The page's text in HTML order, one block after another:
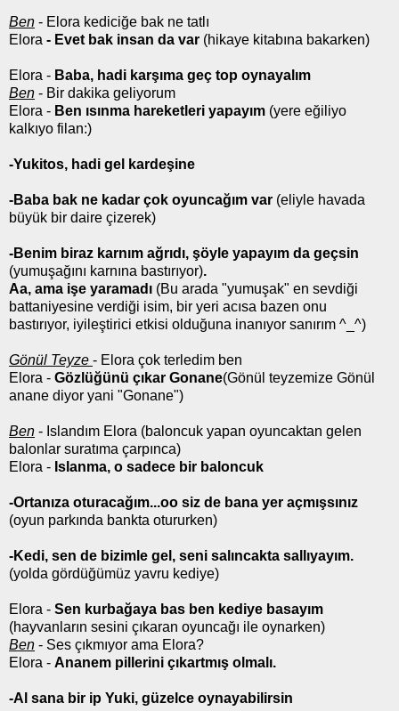
Ben - Elora kediciğe bak ne tatlı
Elora - Evet bak insan da var (hikaye kitabına bakarken)
Elora - Baba, hadi karşıma geç top oynayalım
Ben - Bir dakika geliyorum
Elora - Ben ısınma hareketleri yapayım (yere eğiliyo
kalkıyo filan:)
-Yukitos, hadi gel kardeşine
-Baba bak ne kadar çok oyuncağım var (eliyle havada
büyük bir daire çizerek)
-Benim biraz karnım ağrıdı, şöyle yapayım da geçsin
(yumuşağını karnına bastırıyor).
Aa, ama işe yaramadı (Bu arada "yumuşak" en sevdiği
battaniyesine verdiği isim, bir yeri acısa bazen onu
bastırıyor, iyileştirici etkisi olduğuna inanıyor sanırım ^_^)
Gönül Teyze - Elora çok terledim ben
Elora - Gözlüğünü çıkar Gonane(Gönül teyzemize Gönül
anane diyor yani "Gonane")
Ben - Islandım Elora (baloncuk yapan oyuncaktan gelen
balonlar suratıma çarpınca)
Elora - Islanma, o sadece bir baloncuk
-Ortanıza oturacağım...oo siz de bana yer açmışsınız
(oyun parkında bankta otururken)
-Kedi, sen de bizimle gel, seni salıncakta sallıyayım.
(yolda gördüğümüz yavru kediye)
Elora - Sen kurbağaya bas ben kediye basayım
(hayvanların sesini çıkaran oyuncağı ile oynarken)
Ben - Ses çıkmıyor ama Elora?
Elora - Ananem pillerini çıkartmış olmalı.
-Al sana bir ip Yuki, güzelce oynayabilirsin